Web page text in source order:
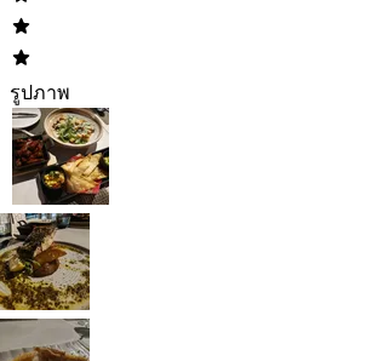
รูปภาพ